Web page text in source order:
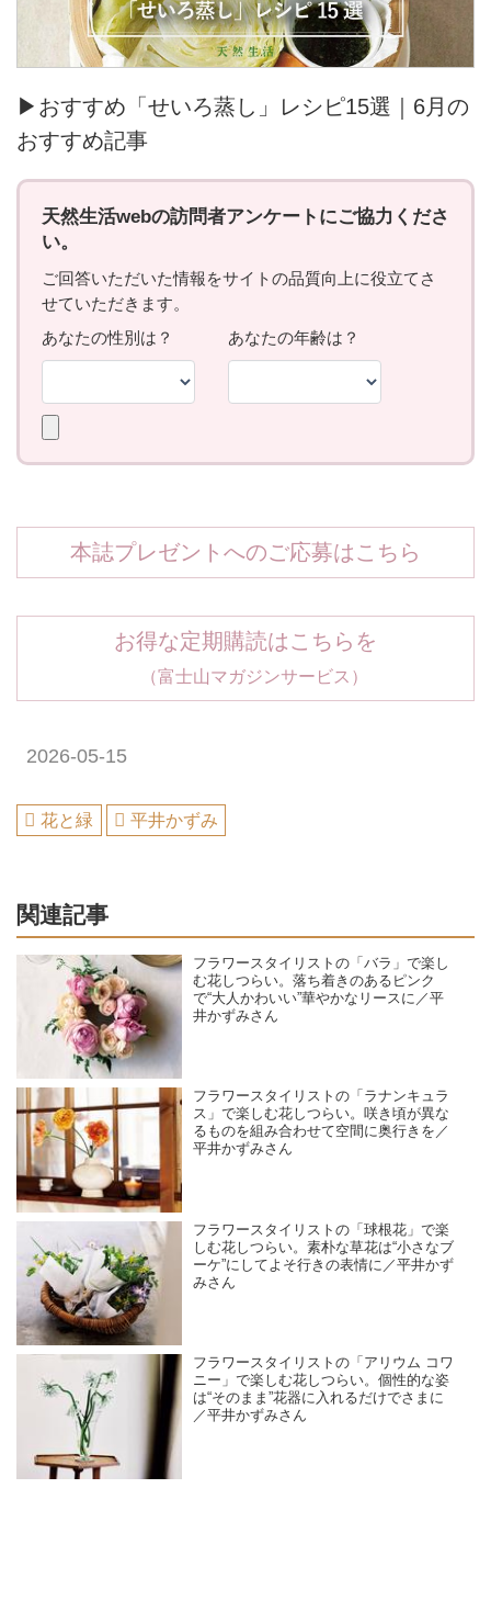
▶おすすめ「せいろ蒸し」レシピ15選｜6月の
おすすめ記事
本誌プレゼントへのご応募はこちら
お得な定期購読はこちらを
（富士山マガジンサービス）
2026-05-15
花と緑 平井かずみ
関連記事
フラワースタイリストの「バラ」で楽し
む花しつらい。落ち着きのあるピンク
で“大人かわいい”華やかなリースに／平
井かずみさん
フラワースタイリストの「ラナンキュラ
ス」で楽しむ花しつらい。咲き頃が異な
るものを組み合わせて空間に奥行きを／
平井かずみさん
フラワースタイリストの「球根花」で楽
しむ花しつらい。素朴な草花は“小さなブ
ーケ”にしてよそ行きの表情に／平井かず
みさん
フラワースタイリストの「アリウム コワ
ニー」で楽しむ花しつらい。個性的な姿
は“そのまま”花器に入れるだけでさまに
／平井かずみさん